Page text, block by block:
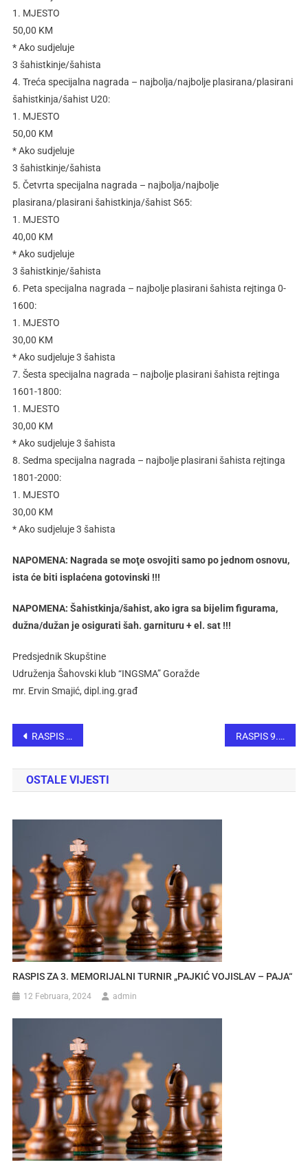
1. MJESTO
50,00 KM
* Ako sudjeluje
3 šahistkinje/šahista
4. Treća specijalna nagrada – najbolja/najbolje plasirana/plasirani
šahistkinja/šahist U20:
1. MJESTO
50,00 KM
* Ako sudjeluje
3 šahistkinje/šahista
5. Četvrta specijalna nagrada – najbolja/najbolje
plasirana/plasirani šahistkinja/šahist S65:
1. MJESTO
40,00 KM
* Ako sudjeluje
3 šahistkinje/šahista
6. Peta specijalna nagrada – najbolje plasirani šahista rejtinga 0-
1600:
1. MJESTO
30,00 KM
* Ako sudjeluje 3 šahista
7. Šesta specijalna nagrada – najbolje plasirani šahista rejtinga
1601-1800:
1. MJESTO
30,00 KM
* Ako sudjeluje 3 šahista
8. Sedma specijalna nagrada – najbolje plasirani šahista rejtinga
1801-2000:
1. MJESTO
30,00 KM
* Ako sudjeluje 3 šahista
NAPOMENA: Nagrada se moţe osvojiti samo po jednom osnovu,
ista će biti isplaćena gotovinski !!!
NAPOMENA: Šahistkinja/šahist, ako igra sa bijelim figurama,
dužna/dužan je osigurati šah. garnituru + el. sat !!!
Predsjednik Skupštine
Udruženja Šahovski klub “INGSMA” Goražde
mr. Ervin Smajić, dipl.ing.građ
RASPIS 1. GRAND PRIX CHESS CUP – INGSMA 2024/2025 RASPIS 9. MEĐUNARODNI ŠAHOVSKI TURNIR ”TRAVNIK-OPEN 2024.”
OSTALE VIJESTI
RASPIS ZA 3. MEMORIJALNI TURNIR „PAJKIĆ VOJISLAV – PAJA“
12 Februara, 2024 admin